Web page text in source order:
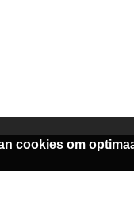
cookies om